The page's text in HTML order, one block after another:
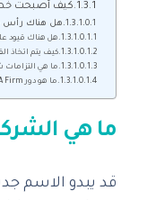
كيف أصبحت
هل هناك رأس
هل هناك قيود
كيف يتم اتخاذ
ما هي
ما هو دور HFA Firm في دعم تأسيس شركتك في السعودية؟
ما هي
قد يبدو الاسم